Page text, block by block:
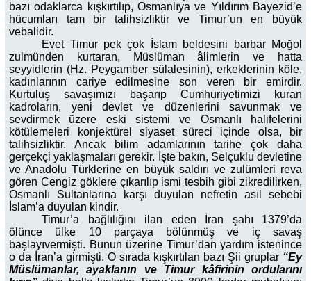
bazı odaklarca kışkırtılıp, Osmanlıya ve Yıldırım Bayezid’e
hücumları tam bir talihsizliktir ve Timur’un en büyük
vebalidir.
Evet Timur pek çok İslam beldesini barbar Moğol
zulmünden kurtaran, Müslüman âlimlerin ve hatta
seyyidlerin (Hz. Peygamber sülalesinin), erkeklerinin köle,
kadınlarının cariye edilmesine son veren bir emirdir.
Kurtuluş savaşımızı başarıp Cumhuriyetimizi kuran
kadroların, yeni devlet ve düzenlerini savunmak ve
sevdirmek üzere eski sistemi ve Osmanlı halifelerini
kötülemeleri konjektürel siyaset süreci içinde olsa, bir
talihsizliktir. Ancak bilim adamlarının tarihe çok daha
gerçekçi yaklaşmaları gerekir. İşte bakın, Selçuklu devletine
ve Anadolu Türklerine en büyük saldırı ve zulümleri reva
gören Cengiz göklere çıkarılıp ismi tesbih gibi zikredilirken,
Osmanlı Sultanlarına karşı duyulan nefretin asıl sebebi
İslam’a duyulan kindir.
Timur’a bağlılığını ilan eden İran şahı 1379’da
ölünce ülke 10 parçaya bölünmüş ve iç savaş
başlayıvermişti. Bunun üzerine Timur’dan yardım istenince
o da İran’a girmişti. O sırada kışkırtılan bazı Şii gruplar “Ey
Müslümanlar, ayaklanın ve Timur kâfirinin ordularını